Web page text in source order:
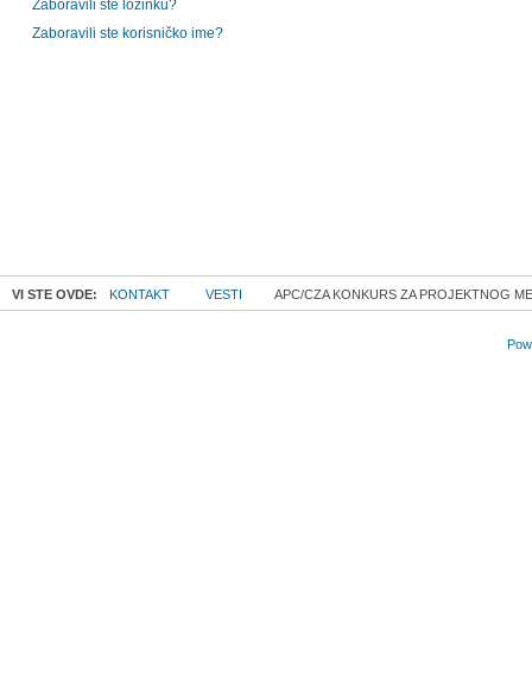
Zaboravili ste lozinku?
Zaboravili ste korisničko ime?
VI STE OVDE: KONTAKT VESTI APC/CZA KONKURS ZA PROJEKTNOG